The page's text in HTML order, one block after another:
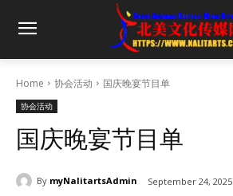
Home 协会活动 国庆晚宴节目单
协会活动
国庆晚宴节目单
By myNalitartsAdmin September 24, 2025